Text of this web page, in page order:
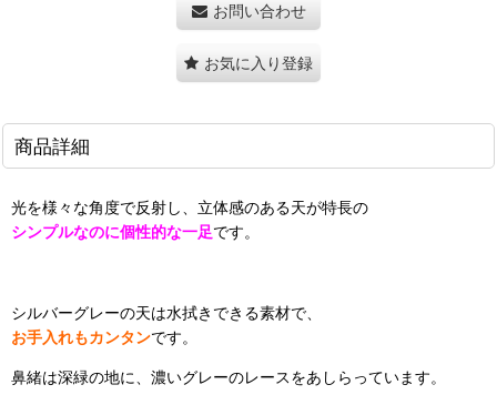
お問い合わせ
お気に入り登録
商品詳細
光を様々な角度で反射し、立体感のある天が特長の
シンプルなのに個性的な一足です。
シルバーグレーの天は水拭きできる素材で、
お手入れもカンタンです。
鼻緒は深緑の地に、濃いグレーのレースをあしらっています。